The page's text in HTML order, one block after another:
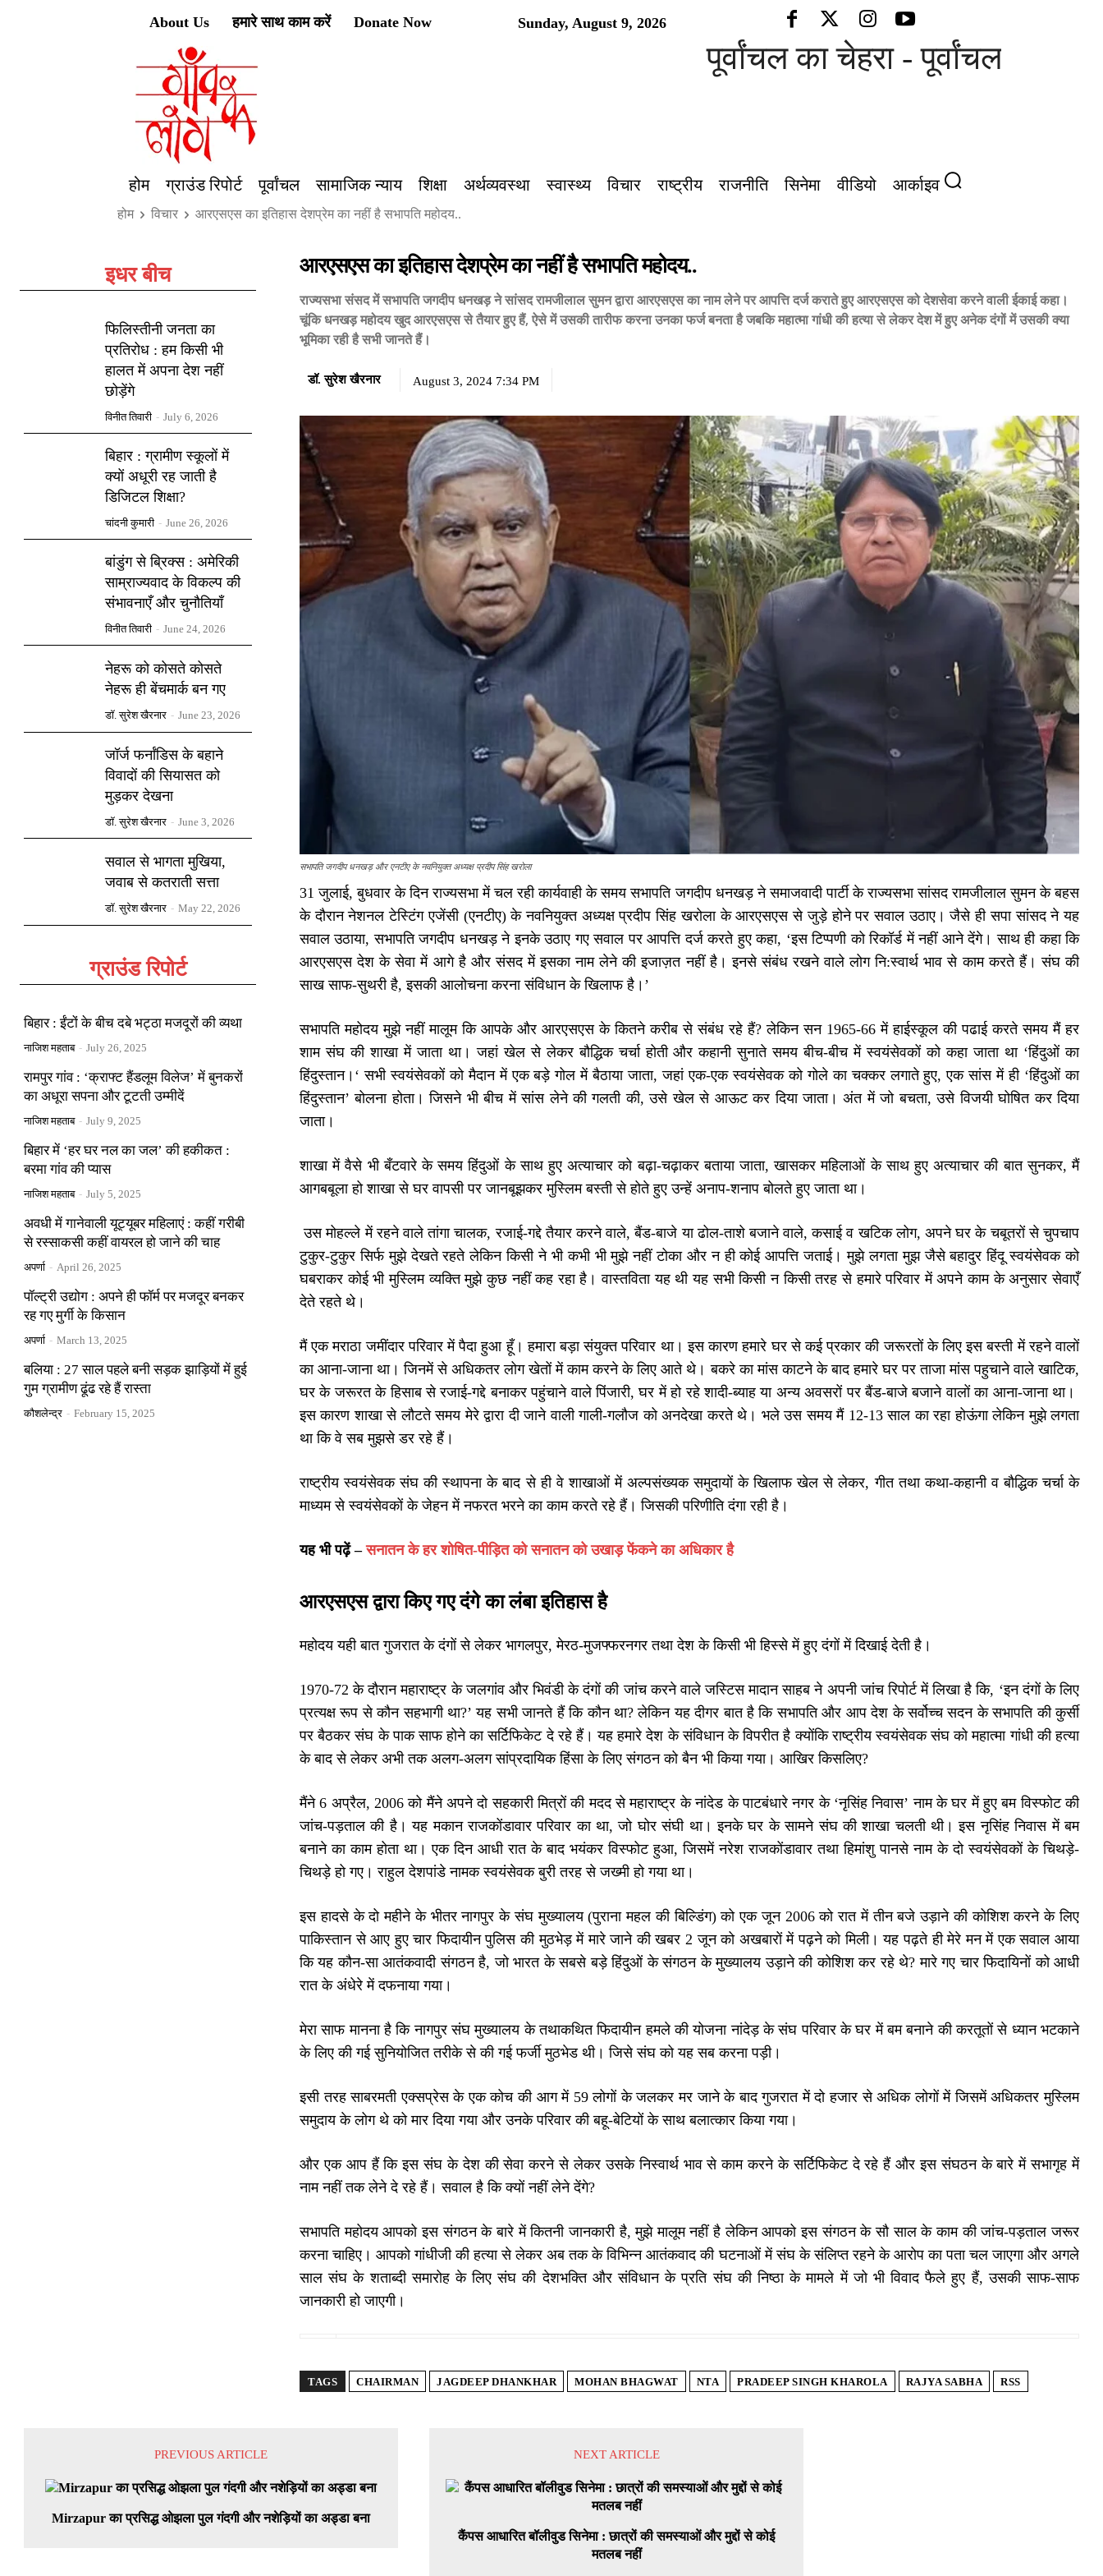
Sunday, August 9, 2026
About Us हमारे साथ काम करें Donate Now
पूर्वांचल का चेहरा - पूर्वांचल की आवाज़
होम ग्राउंड रिपोर्ट पूर्वांचल सामाजिक न्याय शिक्षा अर्थव्यवस्था स्वास्थ्य विचार राष्ट्रीय राजनीति सिनेमा वीडियो आर्काइव
होम विचार आरएसएस का इतिहास देशप्रेम का नहीं है सभापति महोदय..
इधर बीच
फिलिस्तीनी जनता का
प्रतिरोध : हम किसी भी
हालत में अपना देश नहीं
छोड़ेंगे
विनीत तिवारी - July 6, 2026
बिहार : ग्रामीण स्कूलों में
क्यों अधूरी रह जाती है
डिजिटल शिक्षा?
चांदनी कुमारी - June 26, 2026
बांडुंग से ब्रिक्स : अमेरिकी
साम्राज्यवाद के विकल्प की
संभावनाएँ और चुनौतियाँ
विनीत तिवारी - June 24, 2026
नेहरू को कोसते कोसते
नेहरू ही बेंचमार्क बन गए
डॉ. सुरेश खैरनार - June 23, 2026
जॉर्ज फर्नांडिस के बहाने
विवादों की सियासत को
मुड़कर देखना
डॉ. सुरेश खैरनार - June 3, 2026
सवाल से भागता मुखिया,
जवाब से कतराती सत्ता
डॉ. सुरेश खैरनार - May 22, 2026
ग्राउंड रिपोर्ट
बिहार : ईंटों के बीच दबे भट्ठा मजदूरों की व्यथा
नाजिश महताब - July 26, 2025
रामपुर गांव : ‘क्राफ्ट हैंडलूम विलेज’ में बुनकरों
का अधूरा सपना और टूटती उम्मीदें
नाजिश महताब - July 9, 2025
बिहार में ‘हर घर नल का जल’ की हकीकत :
बरमा गांव की प्यास
नाजिश महताब - July 5, 2025
अवधी में गानेवाली यूट्यूबर महिलाएं : कहीं गरीबी
से रस्साकसी कहीं वायरल हो जाने की चाह
अपर्णा - April 26, 2025
पॉल्ट्री उद्योग : अपने ही फॉर्म पर मजदूर बनकर
रह गए मुर्गी के किसान
अपर्णा - March 13, 2025
बलिया : 27 साल पहले बनी सड़क झाड़ियों में हुई
गुम ग्रामीण ढूंढ रहे हैं रास्ता
कौशलेन्द्र - February 15, 2025
आरएसएस का इतिहास देशप्रेम का नहीं है सभापति महोदय..
राज्यसभा संसद में सभापति जगदीप धनखड़ ने सांसद रामजीलाल सुमन द्वारा आरएसएस का नाम लेने पर आपत्ति दर्ज कराते हुए आरएसएस को देशसेवा करने वाली ईकाई कहा।
चूंकि धनखड़ महोदय खुद आरएसएस से तैयार हुए हैं, ऐसे में उसकी तारीफ करना उनका फर्ज बनता है जबकि महात्मा गांधी की हत्या से लेकर देश में हुए अनेक दंगों में उसकी क्या
भूमिका रही है सभी जानते हैं।
डॉ. सुरेश खैरनार August 3, 2024 7:34 PM
सभापति जगदीप धनखड़ और एनटीए के नवनियुक्त अध्यक्ष प्रदीप सिंह खरोला
31 जुलाई, बुधवार के दिन राज्यसभा में चल रही कार्यवाही के समय सभापति जगदीप धनखड़ ने समाजवादी पार्टी के राज्यसभा सांसद रामजीलाल सुमन के बहस
के दौरान नेशनल टेस्टिंग एजेंसी (एनटीए) के नवनियुक्त अध्यक्ष प्रदीप सिंह खरोला के आरएसएस से जुड़े होने पर सवाल उठाए। जैसे ही सपा सांसद ने यह
सवाल उठाया, सभापति जगदीप धनखड़ ने इनके उठाए गए सवाल पर आपत्ति दर्ज करते हुए कहा, ‘इस टिप्पणी को रिकॉर्ड में नहीं आने देंगे। साथ ही कहा कि
आरएसएस देश के सेवा में आगे है और संसद में इसका नाम लेने की इजाज़त नहीं है। इनसे संबंध रखने वाले लोग नि:स्वार्थ भाव से काम करते हैं। संघ की
साख साफ-सुथरी है, इसकी आलोचना करना संविधान के खिलाफ है।’
सभापति महोदय मुझे नहीं मालूम कि आपके और आरएसएस के कितने करीब से संबंध रहे हैं? लेकिन सन 1965-66 में हाईस्कूल की पढाई करते समय मैं हर
शाम संघ की शाखा में जाता था। जहां खेल से लेकर बौद्धिक चर्चा होती और कहानी सुनाते समय बीच-बीच में स्वयंसेवकों को कहा जाता था ‘हिंदुओं का
हिंदुस्तान।‘ सभी स्वयंसेवकों को मैदान में एक बड़े गोल में बैठाया जाता, जहां एक-एक स्वयंसेवक को गोले का चक्कर लगाते हुए, एक सांस में ही ‘हिंदुओं का
हिंदुस्तान’ बोलना होता। जिसने भी बीच में सांस लेने की गलती की, उसे खेल से आऊट कर दिया जाता। अंत में जो बचता, उसे विजयी घोषित कर दिया
जाता।
शाखा में वैसे भी बँटवारे के समय हिंदुओं के साथ हुए अत्याचार को बढ़ा-चढ़ाकर बताया जाता, खासकर महिलाओं के साथ हुए अत्याचार की बात सुनकर, मैं
आगबबूला हो शाखा से घर वापसी पर जानबूझकर मुस्लिम बस्ती से होते हुए उन्हें अनाप-शनाप बोलते हुए जाता था।
उस मोहल्ले में रहने वाले तांगा चालक, रजाई-गद्दे तैयार करने वाले, बैंड-बाजे या ढोल-ताशे बजाने वाले, कसाई व खटिक लोग, अपने घर के चबूतरों से चुपचाप
टुकुर-टुकुर सिर्फ मुझे देखते रहते लेकिन किसी ने भी कभी भी मुझे नहीं टोका और न ही कोई आपत्ति जताई। मुझे लगता मुझ जैसे बहादुर हिंदू स्वयंसेवक को
घबराकर कोई भी मुस्लिम व्यक्ति मुझे कुछ नहीं कह रहा है। वास्तविता यह थी यह सभी किसी न किसी तरह से हमारे परिवार में अपने काम के अनुसार सेवाएँ
देते रहते थे।
मैं एक मराठा जमींदार परिवार में पैदा हुआ हूँ। हमारा बड़ा संयुक्त परिवार था। इस कारण हमारे घर से कई प्रकार की जरूरतों के लिए इस बस्ती में रहने वालों
का आना-जाना था। जिनमें से अधिकतर लोग खेतों में काम करने के लिए आते थे। बकरे का मांस काटने के बाद हमारे घर पर ताजा मांस पहुचाने वाले खाटिक,
घर के जरूरत के हिसाब से रजाई-गद्दे बनाकर पहुंचाने वाले पिंजारी, घर में हो रहे शादी-ब्याह या अन्य अवसरों पर बैंड-बाजे बजाने वालों का आना-जाना था।
इस कारण शाखा से लौटते समय मेरे द्वारा दी जाने वाली गाली-गलौज को अनदेखा करते थे। भले उस समय मैं 12-13 साल का रहा होऊंगा लेकिन मुझे लगता
था कि वे सब मुझसे डर रहे हैं।
राष्ट्रीय स्वयंसेवक संघ की स्थापना के बाद से ही वे शाखाओं में अल्पसंख्यक समुदायों के खिलाफ खेल से लेकर, गीत तथा कथा-कहानी व बौद्धिक चर्चा के
माध्यम से स्वयंसेवकों के जेहन में नफरत भरने का काम करते रहे हैं। जिसकी परिणीति दंगा रही है।
यह भी पढ़ें –सनातन के हर शोषित-पीड़ित को सनातन को उखाड़ फेंकने का अधिकार है
आरएसएस द्वारा किए गए दंगे का लंबा इतिहास है
महोदय यही बात गुजरात के दंगों से लेकर भागलपुर, मेरठ-मुजफ्फरनगर तथा देश के किसी भी हिस्से में हुए दंगों में दिखाई देती है।
1970-72 के दौरान महाराष्ट्र के जलगांव और भिवंडी के दंगों की जांच करने वाले जस्टिस मादान साहब ने अपनी जांच रिपोर्ट में लिखा है कि, ‘इन दंगों के लिए
प्रत्यक्ष रूप से कौन सहभागी था?’ यह सभी जानते हैं कि कौन था? लेकिन यह दीगर बात है कि सभापति और आप देश के सर्वोच्च सदन के सभापति की कुर्सी
पर बैठकर संघ के पाक साफ होने का सर्टिफिकेट दे रहे हैं। यह हमारे देश के संविधान के विपरीत है क्योंकि राष्ट्रीय स्वयंसेवक संघ को महात्मा गांधी की हत्या
के बाद से लेकर अभी तक अलग-अलग सांप्रदायिक हिंसा के लिए संगठन को बैन भी किया गया। आखिर किसलिए?
मैंने 6 अप्रैल, 2006 को मैंने अपने दो सहकारी मित्रों की मदद से महाराष्ट्र के नांदेड के पाटबंधारे नगर के ‘नृसिंह निवास’ नाम के घर में हुए बम विस्फोट की
जांच-पड़ताल की है। यह मकान राजकोंडावार परिवार का था, जो घोर संघी था। इनके घर के सामने संघ की शाखा चलती थी। इस नृसिंह निवास में बम
बनाने का काम होता था। एक दिन आधी रात के बाद भयंकर विस्फोट हुआ, जिसमें नरेश राजकोंडावार तथा हिमांशु पानसे नाम के दो स्वयंसेवकों के चिथड़े-
चिथड़े हो गए। राहुल देशपांडे नामक स्वयंसेवक बुरी तरह से जख्मी हो गया था।
इस हादसे के दो महीने के भीतर नागपुर के संघ मुख्यालय (पुराना महल की बिल्डिंग) को एक जून 2006 को रात में तीन बजे उड़ाने की कोशिश करने के लिए
पाकिस्तान से आए हुए चार फिदायीन पुलिस की मुठभेड़ में मारे जाने की खबर 2 जून को अखबारों में पढ़ने को मिली। यह पढ़ते ही मेरे मन में एक सवाल आया
कि यह कौन-सा आतंकवादी संगठन है, जो भारत के सबसे बड़े हिंदुओं के संगठन के मुख्यालय उड़ाने की कोशिश कर रहे थे? मारे गए चार फिदायिनों को आधी
रात के अंधेरे में दफनाया गया।
मेरा साफ मानना है कि नागपुर संघ मुख्यालय के तथाकथित फिदायीन हमले की योजना नांदेड़ के संघ परिवार के घर में बम बनाने की करतूतों से ध्यान भटकाने
के लिए की गई सुनियोजित तरीके से की गई फर्जी मुठभेड थी। जिसे संघ को यह सब करना पड़ी।
इसी तरह साबरमती एक्सप्रेस के एक कोच की आग में 59 लोगों के जलकर मर जाने के बाद गुजरात में दो हजार से अधिक लोगों में जिसमें अधिकतर मुस्लिम
समुदाय के लोग थे को मार दिया गया और उनके परिवार की बहू-बेटियों के साथ बलात्कार किया गया।
और एक आप हैं कि इस संघ के देश की सेवा करने से लेकर उसके निस्वार्थ भाव से काम करने के सर्टिफिकेट दे रहे हैं और इस संघठन के बारे में सभागृह में
नाम नहीं तक लेने दे रहे हैं। सवाल है कि क्यों नहीं लेने देंगे?
सभापति महोदय आपको इस संगठन के बारे में कितनी जानकारी है, मुझे मालूम नहीं है लेकिन आपको इस संगठन के सौ साल के काम की जांच-पड़ताल जरूर
करना चाहिए। आपको गांधीजी की हत्या से लेकर अब तक के विभिन्न आतंकवाद की घटनाओं में संघ के संलिप्त रहने के आरोप का पता चल जाएगा और अगले
साल संघ के शताब्दी समारोह के लिए संघ की देशभक्ति और संविधान के प्रति संघ की निष्ठा के मामले में जो भी विवाद फैले हुए हैं, उसकी साफ-साफ
जानकारी हो जाएगी।
TAGS CHAIRMAN JAGDEEP DHANKHAR MOHAN BHAGWAT NTA PRADEEP SINGH KHAROLA RAJYA SABHA RSS
PREVIOUS ARTICLE
Mirzapur का प्रसिद्ध ओझला पुल गंदगी और नशेड़ियों का अड्डा बना
NEXT ARTICLE
कैंपस आधारित बॉलीवुड सिनेमा : छात्रों की समस्याओं और मुद्दों से कोई
मतलब नहीं